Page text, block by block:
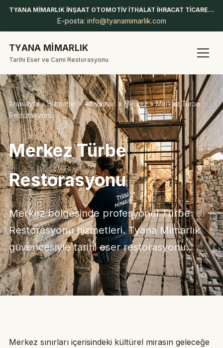
TYANA MİMARLIK İNŞAAT OTOMOTİV İTHALAT İHRACAT TİCARET LİMİTED ŞİRKETİ
E-posta: info@tyanamimarlik.com
TYANA MİMARLIK
Tarihi Eser ve Cami Restorasyonu
Anasayfa»Hizmetler»Adıyaman»Merkez» Merkez Türbe
Restorasyonu
Merkez Türbe
Restorasyonu
Merkez bölgesinde profesyonel Türbe
Restorasyonu hizmetleri. Tyana Mimarlık
güvencesiyle tarihi eser restorasyonu.
Merkez sınırları içerisindeki kültürel mirasın geleceğe